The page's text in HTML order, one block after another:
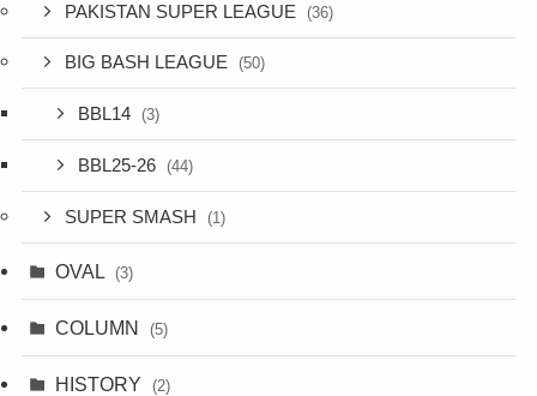
PAKISTAN SUPER LEAGUE (36)
BIG BASH LEAGUE (50)
BBL14 (3)
BBL25-26 (44)
SUPER SMASH (1)
OVAL (3)
COLUMN (5)
HISTORY (2)